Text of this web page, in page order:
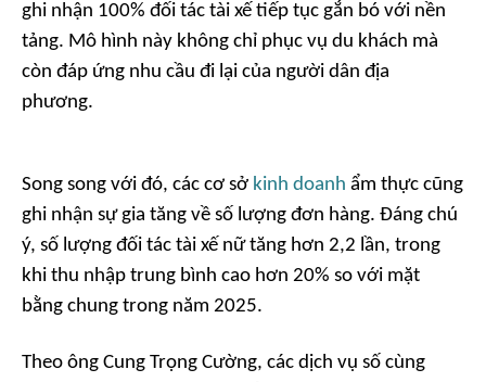
ghi nhận 100% đối tác tài xế tiếp tục gắn bó với nền
tảng. Mô hình này không chỉ phục vụ du khách mà
còn đáp ứng nhu cầu đi lại của người dân địa
phương.
Song song với đó, các cơ sở kinh doanh ẩm thực cũng
ghi nhận sự gia tăng về số lượng đơn hàng. Đáng chú
ý, số lượng đối tác tài xế nữ tăng hơn 2,2 lần, trong
khi thu nhập trung bình cao hơn 20% so với mặt
bằng chung trong năm 2025.
Theo ông Cung Trọng Cường, các dịch vụ số cùng